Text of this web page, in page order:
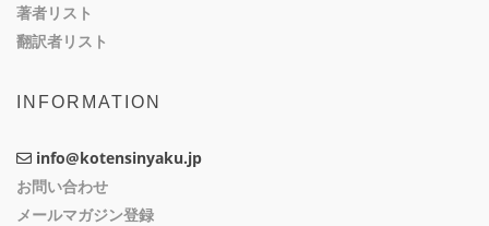
著者リスト
翻訳者リスト
INFORMATION
info@kotensinyaku.jp
お問い合わせ
メールマガジン登録